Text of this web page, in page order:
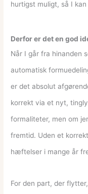
hurtigst muligt, så I
Derfor er det en god
Når I går fra hinanden
automatisk
er det absolut
korrekt via et nyt,
formaliteter, men om
fremtid. Uden et
hæftelser i mange år
For den part, der